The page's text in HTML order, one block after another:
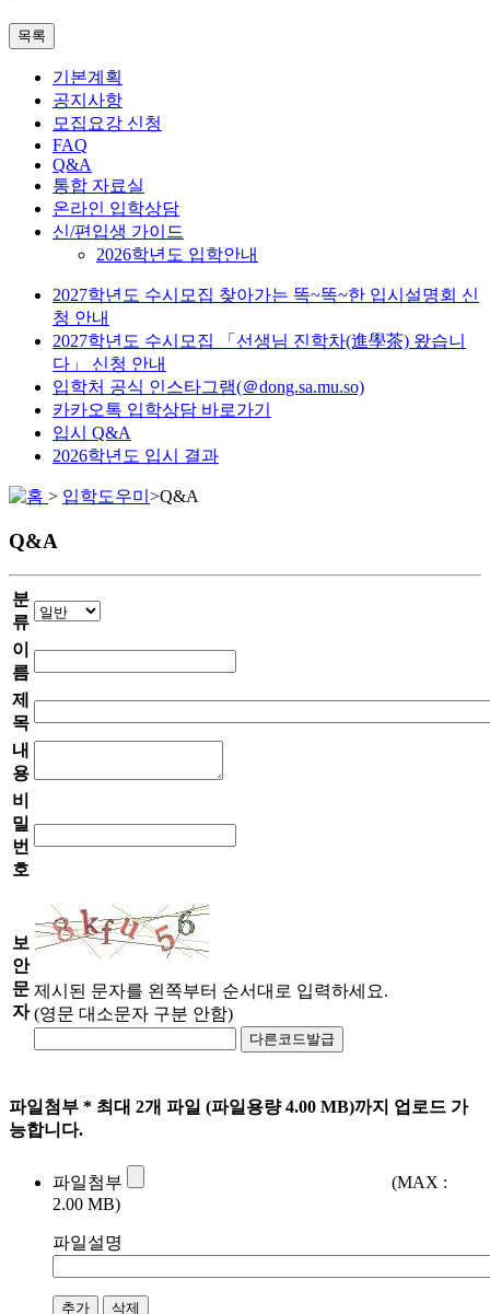
목록
기본계획
공지사항
모집요강 신청
FAQ
Q&A
통합 자료실
온라인 입학상담
신/편입생 가이드
2026학년도 입학안내
2027학년도 수시모집 찾아가는 똑~똑~한 입시설명회 신
청 안내
2027학년도 수시모집 「선생님 진학차(進學茶) 왔습니
다」 신청 안내
입학처 공식 인스타그램(＠dong.sa.mu.so)
카카오톡 입학상담 바로가기
입시 Q&A
2026학년도 입시 결과
> 입학도우미 >Q&A
Q&A
분
류
이
름
제
목
내
용
비
밀
번
호
보
안
문
자
제시된 문자를 왼쪽부터 순서대로 입력하세요.
(영문 대소문자 구분 안함)
다른코드발급
파일첨부 * 최대 2개 파일 (파일용량 4.00 MB)까지 업로드 가
능합니다.
파일첨부
(MAX :
2.00 MB)
파일설명
추가 삭제